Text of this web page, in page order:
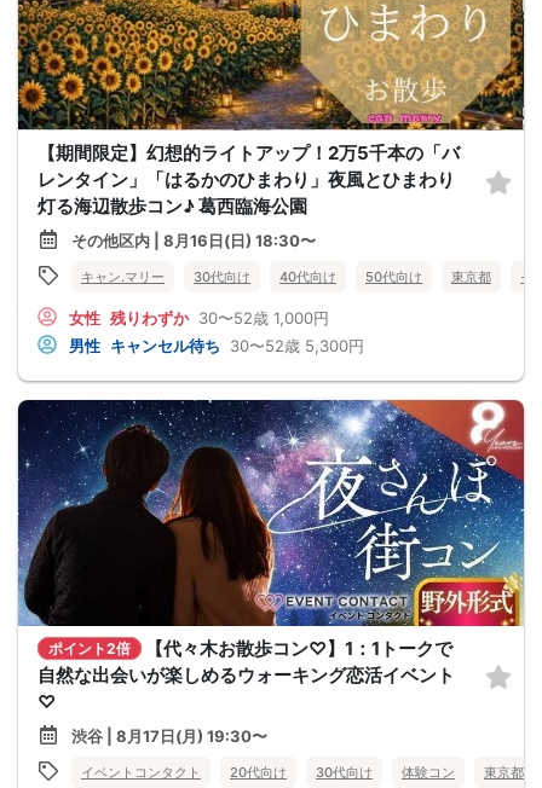
【期間限定】幻想的ライトアップ！2万5千本の「バ
レンタイン」「はるかのひまわり」夜風とひまわり
灯る海辺散歩コン♪ 葛西臨海公園
その他区内 | 8月16日(日) 18:30〜
キャン.マリー 30代向け 40代向け 50代向け 東京都 そ
女性 残りわずか 30〜52歳 1,000円
男性 キャンセル待ち 30〜52歳 5,300円
ポイント2倍
【代々木お散歩コン♡】1：1トークで
自然な出会いが楽しめるウォーキング恋活イベント
♡
渋谷 | 8月17日(月) 19:30〜
イベントコンタクト 20代向け 30代向け 体験コン 東京都